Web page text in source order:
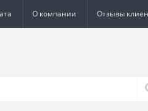
О компании Отзывы